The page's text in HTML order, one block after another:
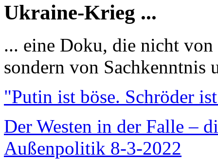
Ukraine-Krieg ...
... eine Doku, die nicht
sondern von Sachkenntnis
"Putin ist böse. Schröder
Der Westen in der Falle –
Außenpolitik 8-3-2022